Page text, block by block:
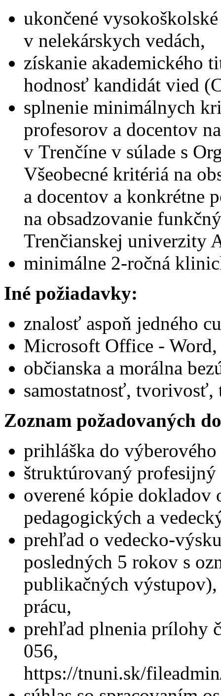
ukončené
v nelekárskych vedách,
získanie akademického
hodnosť kandidát vied
splnenie minimálnych
profesorov a docentov
v Trenčíne v súlade s
Všeobecné kritériá na
a docentov a konkrétne
na obsadzovanie
Trenčianskej univerzity
minimálne 2-ročná
Iné požiadavky:
znalosť aspoň jedného
Microsoft Office -
občianska a morálna
samostatnosť,
Zoznam požadovaných
prihláška do
štruktúrovaný
overené kópie dokladov
pedagogických a
prehľad o vedecko-
posledných 5 rokov s
publikačných
prácu,
prehľad plnenia prílohy
056,
https://tnuni.sk/